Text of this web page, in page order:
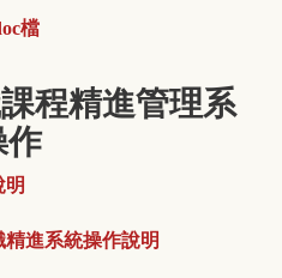
檔
程精進管理系
作
明
進系統操作說明